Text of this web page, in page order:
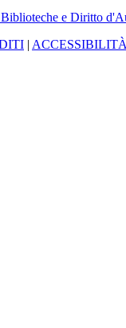
e Diritto
|